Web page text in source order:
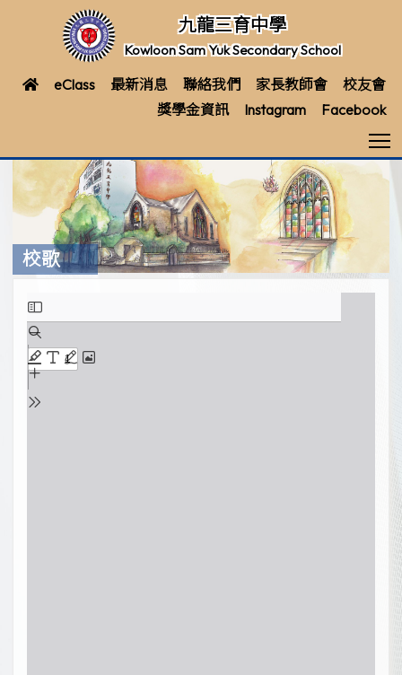
九龍三育中學
Kowloon Sam Yuk Secondary School
eClass 最新消息 聯絡我們 家長教師會
校友會
獎學金資訊
Instagram Facebook
校歌